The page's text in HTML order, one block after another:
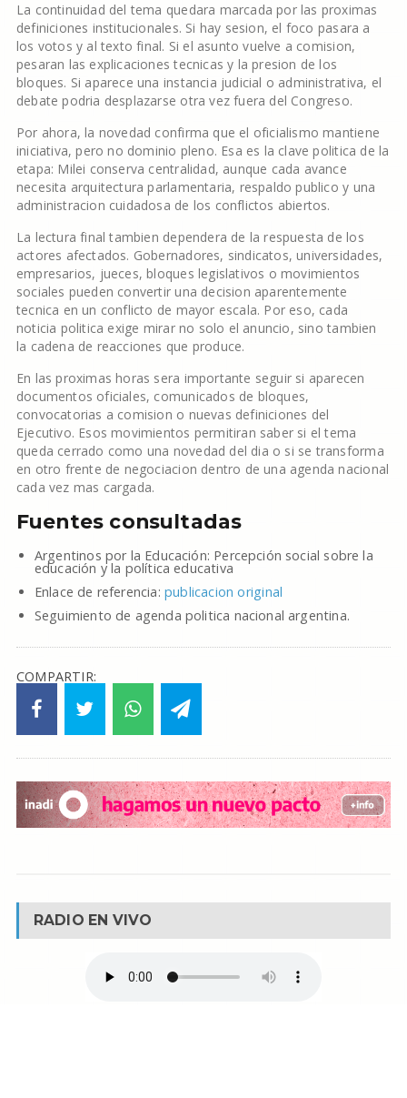
La continuidad del tema quedara marcada por las proximas
definiciones institucionales. Si hay sesion, el foco pasara a
los votos y al texto final. Si el asunto vuelve a comision,
pesaran las explicaciones tecnicas y la presion de los
bloques. Si aparece una instancia judicial o administrativa, el
debate podria desplazarse otra vez fuera del Congreso.
Por ahora, la novedad confirma que el oficialismo mantiene
iniciativa, pero no dominio pleno. Esa es la clave politica de la
etapa: Milei conserva centralidad, aunque cada avance
necesita arquitectura parlamentaria, respaldo publico y una
administracion cuidadosa de los conflictos abiertos.
La lectura final tambien dependera de la respuesta de los
actores afectados. Gobernadores, sindicatos, universidades,
empresarios, jueces, bloques legislativos o movimientos
sociales pueden convertir una decision aparentemente
tecnica en un conflicto de mayor escala. Por eso, cada
noticia politica exige mirar no solo el anuncio, sino tambien
la cadena de reacciones que produce.
En las proximas horas sera importante seguir si aparecen
documentos oficiales, comunicados de bloques,
convocatorias a comision o nuevas definiciones del
Ejecutivo. Esos movimientos permitiran saber si el tema
queda cerrado como una novedad del dia o si se transforma
en otro frente de negociacion dentro de una agenda nacional
cada vez mas cargada.
Fuentes consultadas
Argentinos por la Educación: Percepción social sobre la
educación y la política educativa
Enlace de referencia: publicacion original
Seguimiento de agenda politica nacional argentina.
COMPARTIR:
RADIO EN VIVO